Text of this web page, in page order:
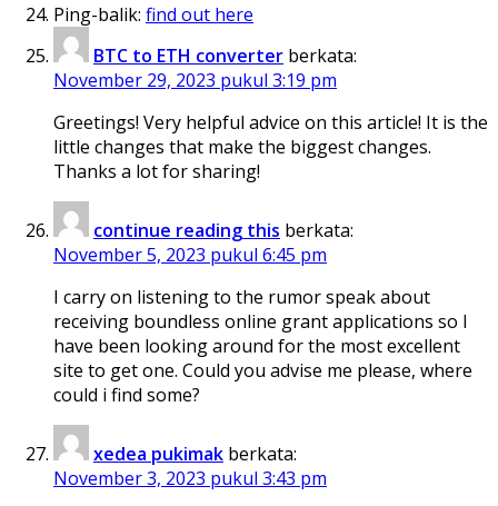
Ping-balik: find out here
BTC to ETH converter berkata:
November 29, 2023 pukul 3:19 pm
Greetings! Very helpful advice on this article! It is the
little changes that make the biggest changes.
Thanks a lot for sharing!
continue reading this berkata:
November 5, 2023 pukul 6:45 pm
I carry on listening to the rumor speak about
receiving boundless online grant applications so I
have been looking around for the most excellent
site to get one. Could you advise me please, where
could i find some?
xedea pukimak berkata:
November 3, 2023 pukul 3:43 pm